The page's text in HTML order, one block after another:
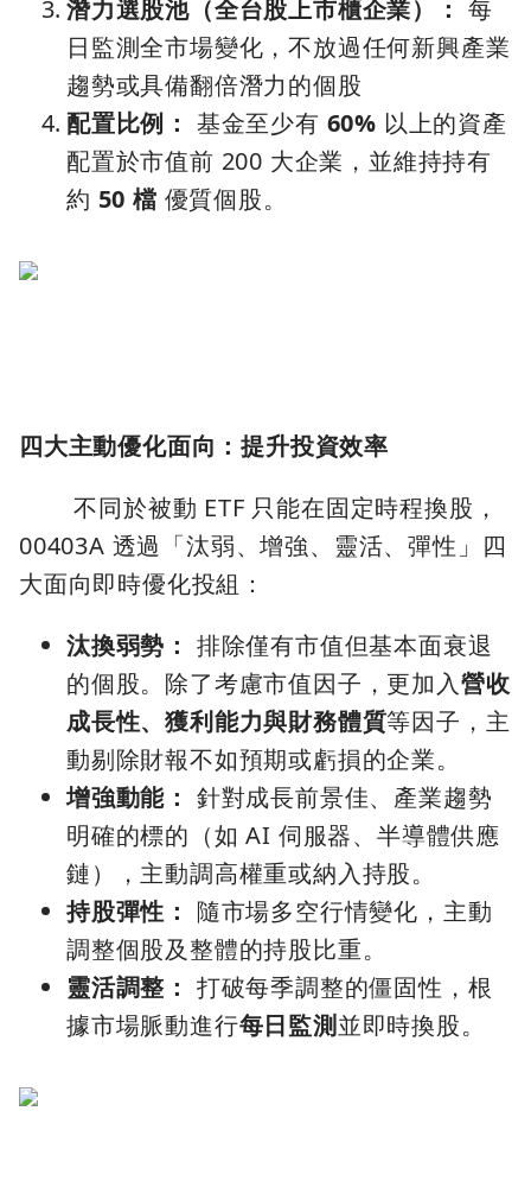
潛力選股池（全台股上市櫃企業）： 每
日監測全市場變化，不放過任何新興產業
趨勢或具備翻倍潛力的個股
配置比例： 基金至少有 60% 以上的資產
配置於市值前 200 大企業，並維持持有
約 50 檔 優質個股。
四大主動優化面向：提升投資效率
不同於被動 ETF 只能在固定時程換股，
00403A 透過「汰弱、增強、靈活、彈性」四
大面向即時優化投組：
汰換弱勢： 排除僅有市值但基本面衰退
的個股。除了考慮市值因子，更加入營收
成長性、獲利能力與財務體質等因子，主
動剔除財報不如預期或虧損的企業。
增強動能： 針對成長前景佳、產業趨勢
明確的標的（如 AI 伺服器、半導體供應
鏈），主動調高權重或納入持股。
持股彈性： 隨市場多空行情變化，主動
調整個股及整體的持股比重。
靈活調整： 打破每季調整的僵固性，根
據市場脈動進行每日監測並即時換股。